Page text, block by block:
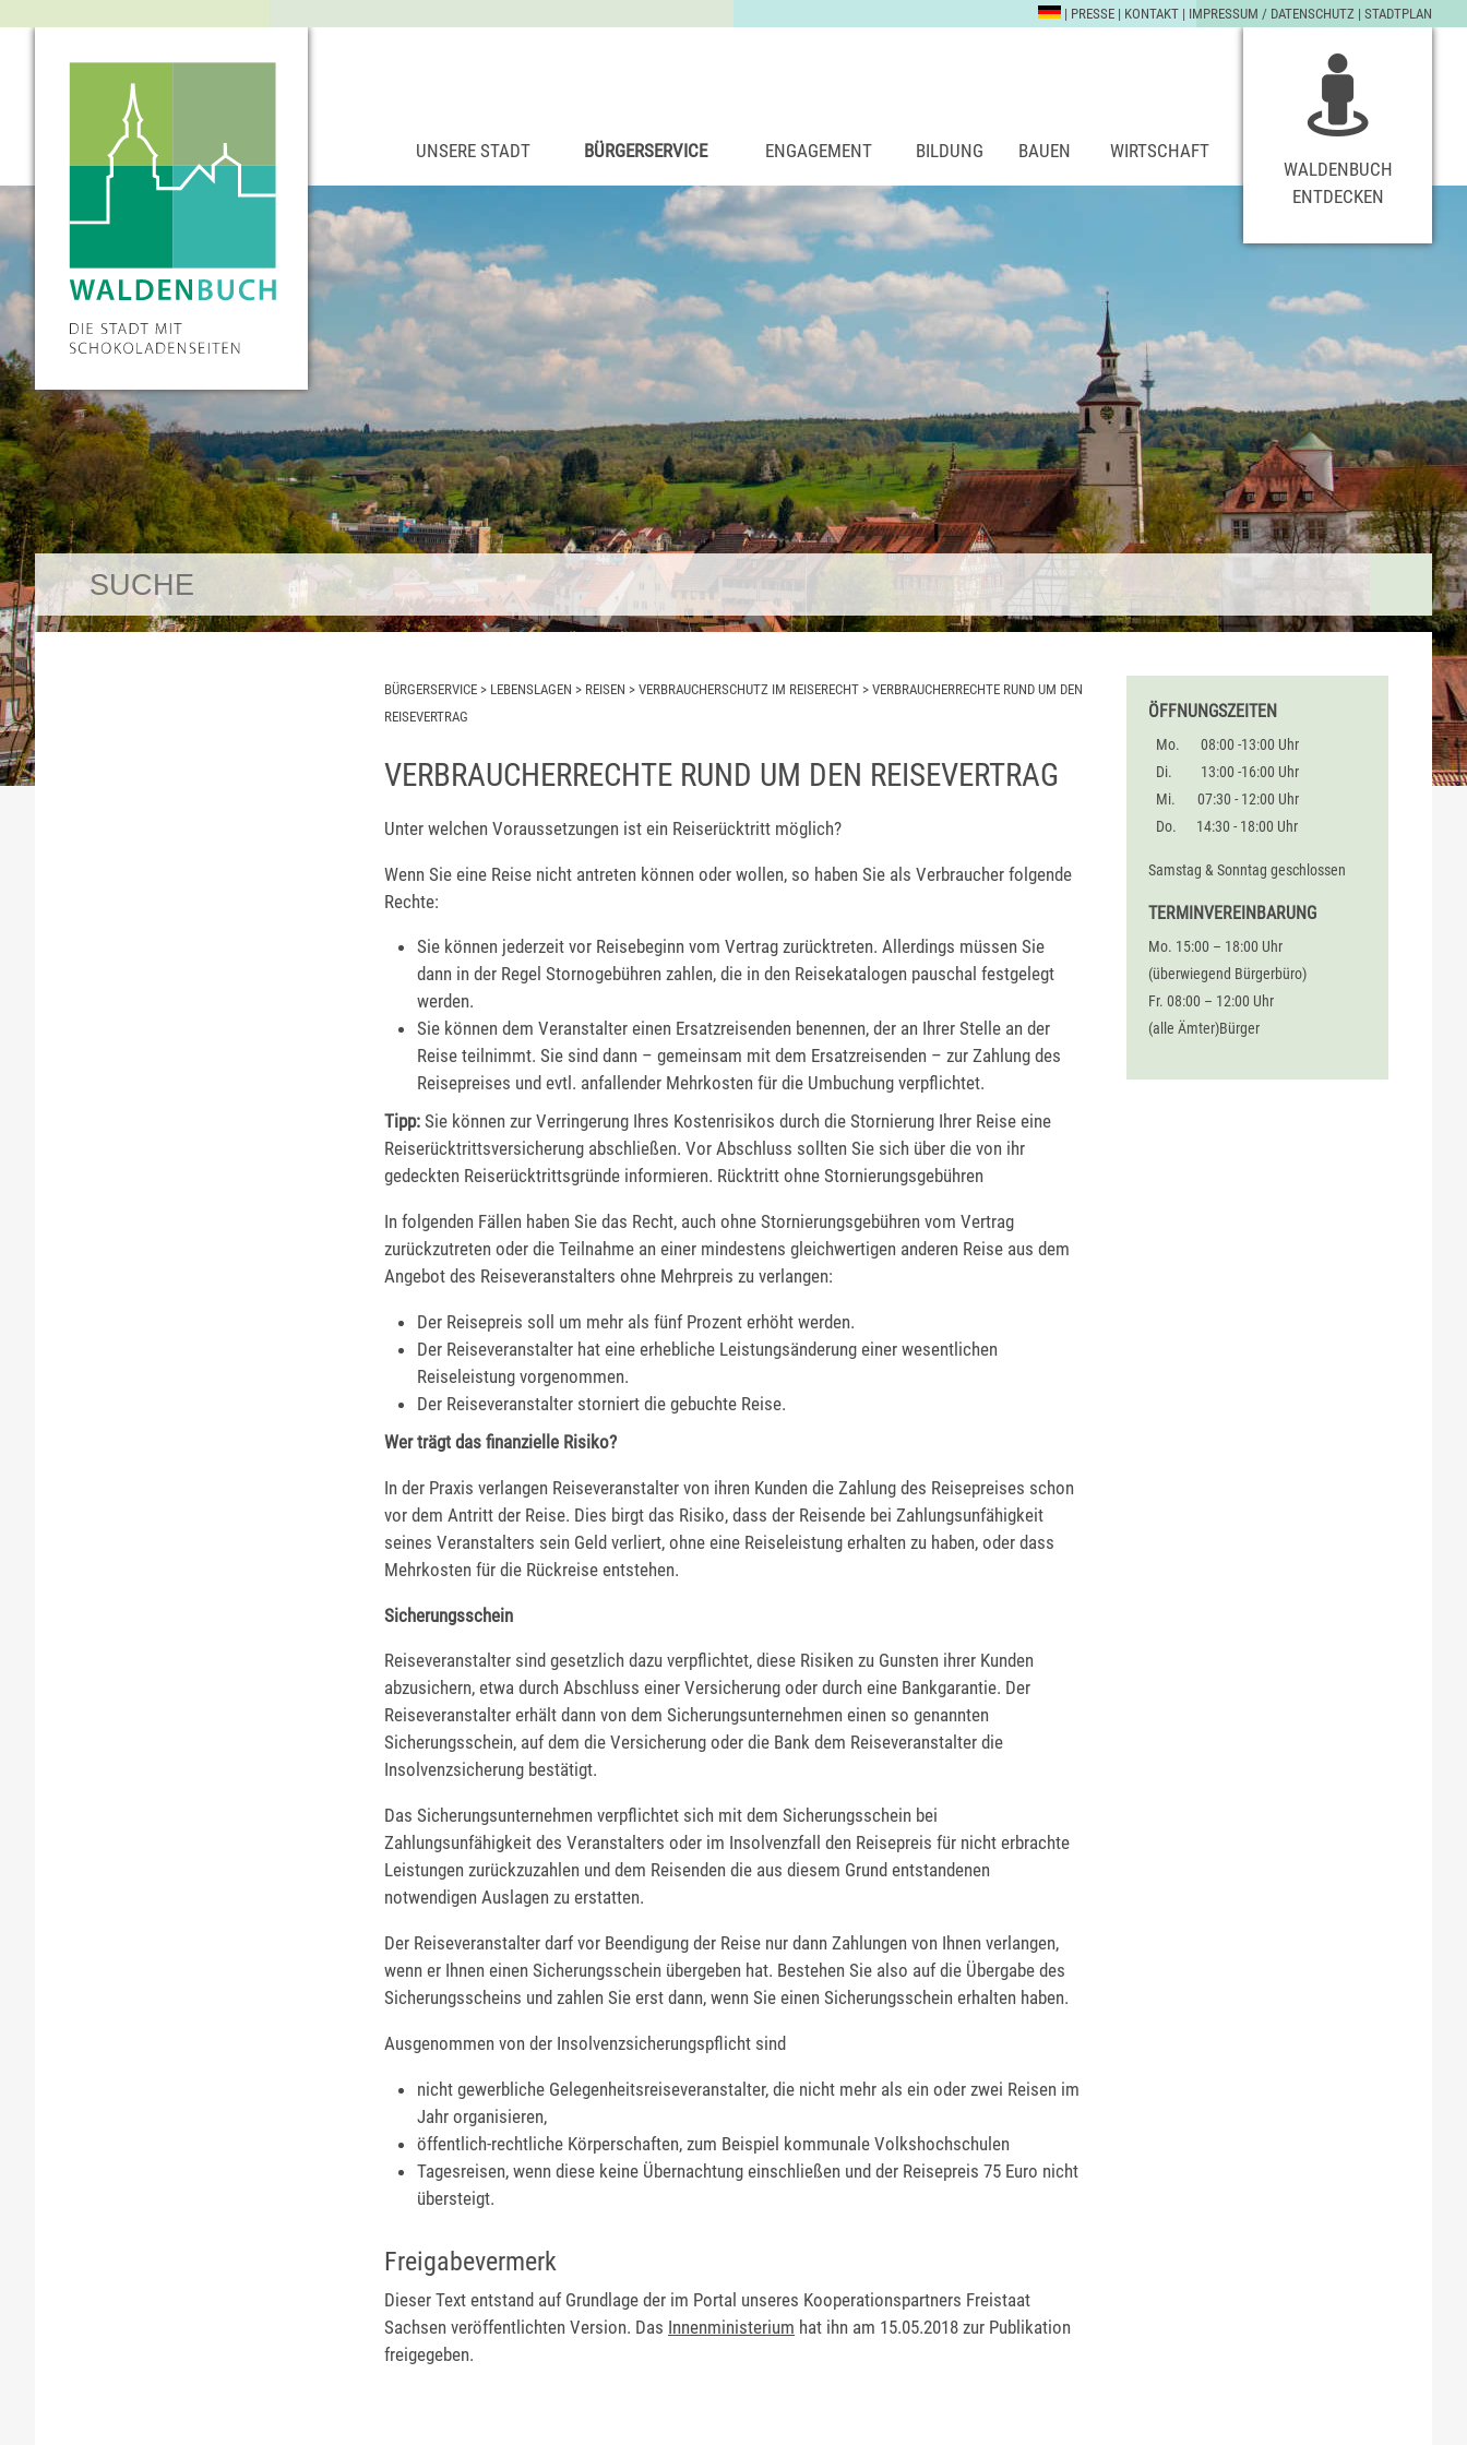
| PRESSE | KONTAKT | IMPRESSUM / DATENSCHUTZ | STADTPLAN
UNSERE STADT BÜRGERSERVICE ENGAGEMENT BILDUNG BAUEN
WIRTSCHAFT
WALDENBUCH
ENTDECKEN
BÜRGERSERVICE > LEBENSLAGEN > REISEN > VERBRAUCHERSCHUTZ IM REISERECHT > VERBRAUCHERRECHTE RUND UM DEN
REISEVERTRAG
VERBRAUCHERRECHTE RUND UM DEN REISEVERTRAG
Unter welchen Voraussetzungen ist ein Reiserücktritt möglich?
Wenn Sie eine Reise nicht antreten können oder wollen, so haben Sie als Verbraucher folgende
Rechte:
Sie können jederzeit vor Reisebeginn vom Vertrag zurücktreten. Allerdings müssen Sie
dann in der Regel Stornogebühren zahlen, die in den Reisekatalogen pauschal festgelegt
werden.
Sie können dem Veranstalter einen Ersatzreisenden benennen, der an Ihrer Stelle an der
Reise teilnimmt. Sie sind dann – gemeinsam mit dem Ersatzreisenden – zur Zahlung des
Reisepreises und evtl. anfallender Mehrkosten für die Umbuchung verpflichtet.
Tipp: Sie können zur Verringerung Ihres Kostenrisikos durch die Stornierung Ihrer Reise eine
Reiserücktrittsversicherung abschließen. Vor Abschluss sollten Sie sich über die von ihr
gedeckten Reiserücktrittsgründe informieren. Rücktritt ohne Stornierungsgebühren
In folgenden Fällen haben Sie das Recht, auch ohne Stornierungsgebühren vom Vertrag
zurückzutreten oder die Teilnahme an einer mindestens gleichwertigen anderen Reise aus dem
Angebot des Reiseveranstalters ohne Mehrpreis zu verlangen:
Der Reisepreis soll um mehr als fünf Prozent erhöht werden.
Der Reiseveranstalter hat eine erhebliche Leistungsänderung einer wesentlichen
Reiseleistung vorgenommen.
Der Reiseveranstalter storniert die gebuchte Reise.
Wer trägt das finanzielle Risiko?
In der Praxis verlangen Reiseveranstalter von ihren Kunden die Zahlung des Reisepreises schon
vor dem Antritt der Reise. Dies birgt das Risiko, dass der Reisende bei Zahlungsunfähigkeit
seines Veranstalters sein Geld verliert, ohne eine Reiseleistung erhalten zu haben, oder dass
Mehrkosten für die Rückreise entstehen.
Sicherungsschein
Reiseveranstalter sind gesetzlich dazu verpflichtet, diese Risiken zu Gunsten ihrer Kunden
abzusichern, etwa durch Abschluss einer Versicherung oder durch eine Bankgarantie. Der
Reiseveranstalter erhält dann von dem Sicherungsunternehmen einen so genannten
Sicherungsschein, auf dem die Versicherung oder die Bank dem Reiseveranstalter die
Insolvenzsicherung bestätigt.
Das Sicherungsunternehmen verpflichtet sich mit dem Sicherungsschein bei
Zahlungsunfähigkeit des Veranstalters oder im Insolvenzfall den Reisepreis für nicht erbrachte
Leistungen zurückzuzahlen und dem Reisenden die aus diesem Grund entstandenen
notwendigen Auslagen zu erstatten.
Der Reiseveranstalter darf vor Beendigung der Reise nur dann Zahlungen von Ihnen verlangen,
wenn er Ihnen einen Sicherungsschein übergeben hat. Bestehen Sie also auf die Übergabe des
Sicherungsscheins und zahlen Sie erst dann, wenn Sie einen Sicherungsschein erhalten haben.
Ausgenommen von der Insolvenzsicherungspflicht sind
nicht gewerbliche Gelegenheitsreiseveranstalter, die nicht mehr als ein oder zwei Reisen im
Jahr organisieren,
öffentlich-rechtliche Körperschaften, zum Beispiel kommunale Volkshochschulen
Tagesreisen, wenn diese keine Übernachtung einschließen und der Reisepreis 75 Euro nicht
übersteigt.
Freigabevermerk
Dieser Text entstand auf Grundlage der im Portal unseres Kooperationspartners Freistaat
Sachsen veröffentlichten Version. Das Innenministerium hat ihn am 15.05.2018 zur Publikation
freigegeben.
ÖFFNUNGSZEITEN
Mo.
08:00 -13:00 Uhr
Di.
13:00 -16:00 Uhr
Mi.
07:30 - 12:00 Uhr
Do.
14:30 - 18:00 Uhr
Samstag & Sonntag geschlossen
TERMINVEREINBARUNG
Mo. 15:00 – 18:00 Uhr
(überwiegend Bürgerbüro)
Fr. 08:00 – 12:00 Uhr
(alle Ämter)Bürger